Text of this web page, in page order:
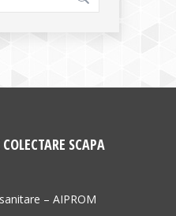
SCAPA
– AIPROM